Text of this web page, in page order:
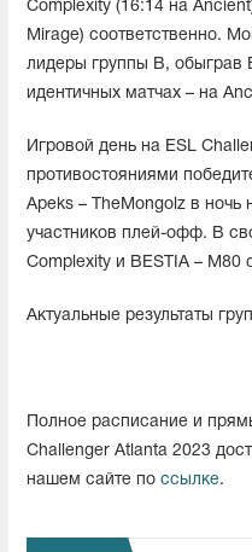
Complexity (16:14 на
Mirage) соответственно.
лидеры группы В, обыграв
идентичных матчах – на
Игровой день на ESL
противостояниями
Apeks – TheMongolz в ночь
участников плей-офф. В
Complexity и BESTIA – M80
Актуальные результаты
Полное расписание и
Challenger Atlanta 2023
нашем сайте по ссылке.